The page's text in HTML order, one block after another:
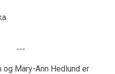
---
og Mary-Ann Hedlund er